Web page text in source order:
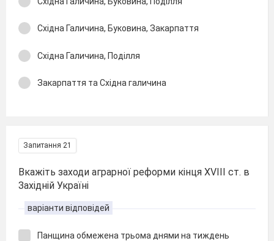
Східна Галичина, Буковина, Закарпаття
Східна Галичина, Поділля
Закарпаття та Східна галичина
Запитання 21
Вкажіть заходи аграрної реформи кінця XVIII ст. в
Західній Україні
варіанти відповідей
Панщина обмежена трьома днями на тиждень